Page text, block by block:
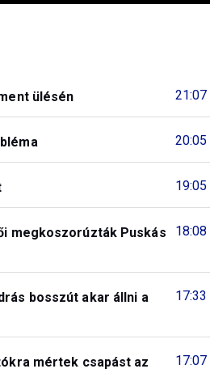
21:07
ülésén
20:05
19:05
18:08
megkoszorúzták Puskás
17:33
bosszút akar állni a
17:07
mértek csapást az